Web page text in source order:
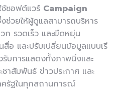
ช้ซอฟต์แวร์ Campaign
ช่วยให้ผู้ดูแลสามารถบริหาร
ก รวดเร็ว และยืดหยุ่น
สื่อ และปรับเปลี่ยนข้อมูลแบบเรี
บการแสดงทั้งภาพนิ่งและ
ชาสัมพันธ์ ข่าวประกาศ และ
รัฐในทุกสถานการณ์